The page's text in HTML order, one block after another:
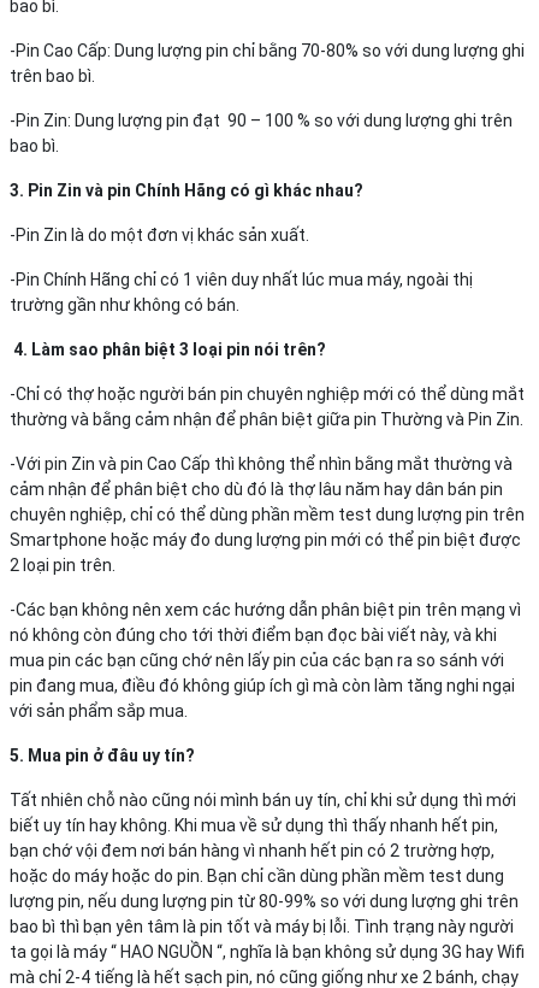
bao bì.
-Pin Cao Cấp: Dung lượng pin chỉ bằng 70-80% so với dung lượng ghi
trên bao bì.
-Pin Zin: Dung lượng pin đạt 90 – 100 % so với dung lượng ghi trên
bao bì.
3. Pin Zin và pin Chính Hãng có gì khác nhau?
-Pin Zin là do một đơn vị khác sản xuất.
-Pin Chính Hãng chỉ có 1 viên duy nhất lúc mua máy, ngoài thị
trường gần như không có bán.
4. Làm sao phân biệt 3 loại pin nói trên?
-Chỉ có thợ hoặc người bán pin chuyên nghiệp mới có thể dùng mắt
thường và bằng cảm nhận để phân biệt giữa pin Thường và Pin Zin.
-Với pin Zin và pin Cao Cấp thì không thể nhìn bằng mắt thường và
cảm nhận để phân biệt cho dù đó là thợ lâu năm hay dân bán pin
chuyên nghiệp, chỉ có thể dùng phần mềm test dung lượng pin trên
Smartphone hoặc máy đo dung lượng pin mới có thể pin biệt được
2 loại pin trên.
-Các bạn không nên xem các hướng dẫn phân biệt pin trên mạng vì
nó không còn đúng cho tới thời điểm bạn đọc bài viết này, và khi
mua pin các bạn cũng chớ nên lấy pin của các bạn ra so sánh với
pin đang mua, điều đó không giúp ích gì mà còn làm tăng nghi ngại
với sản phẩm sắp mua.
5. Mua pin ở đâu uy tín?
Tất nhiên chỗ nào cũng nói mình bán uy tín, chỉ khi sử dụng thì mới
biết uy tín hay không. Khi mua về sử dụng thì thấy nhanh hết pin,
bạn chớ vội đem nơi bán hàng vì nhanh hết pin có 2 trường hợp,
hoặc do máy hoặc do pin. Bạn chỉ cần dùng phần mềm test dung
lượng pin, nếu dung lượng pin từ 80-99% so với dung lượng ghi trên
bao bì thì bạn yên tâm là pin tốt và máy bị lỗi. Tình trạng này người
ta gọi là máy “ HAO NGUỒN “, nghĩa là bạn không sử dụng 3G hay Wifi
mà chỉ 2-4 tiếng là hết sạch pin, nó cũng giống như xe 2 bánh, chạy